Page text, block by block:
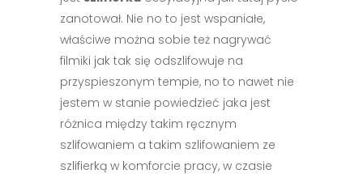
zanotował. Nie no to jest wspaniałe,
właściwe można sobie też nagrywać
filmiki jak tak się odszlifowuje na
przyspieszonym tempie, no to nawet nie
jestem w stanie powiedzieć jaka jest
różnica między takim ręcznym
szlifowaniem a takim szlifowaniem ze
szlifierką w komforcie pracy, w czasie